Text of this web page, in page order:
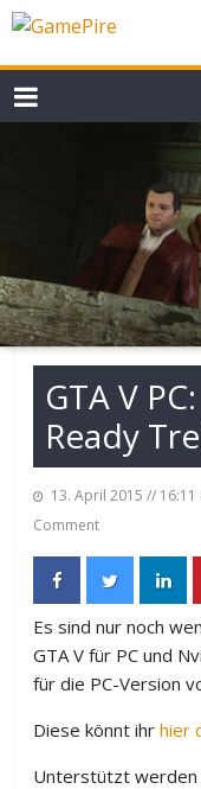
GTA V
Ready
13. April 2015 // 16:11
Comment
Es sind nur noch
GTA V für PC und
für die PC-Version
Diese könnt ihrhier
Unterstützt werden